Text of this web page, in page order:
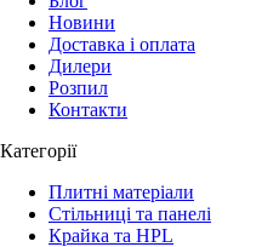
Новини
Доставка і оплата
Дилери
Розпил
Контакти
Категорії
Плитні матеріали
Стільниці та панелі
Крайка та HPL